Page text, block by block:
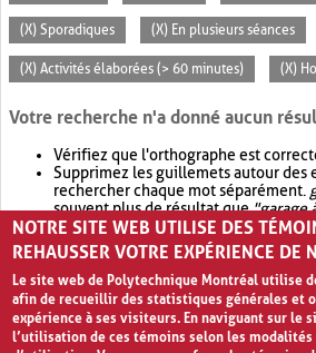
(X) Sporadiques (X) En plusieurs séances
(X) Activités élaborées (> 60 minutes) (X)
Votre recherche n'a donné aucun
Vérifiez que l'orthographe est
Supprimez les guillemets autour des
rechercher chaque mot séparément.
souvent plus de résultat que"garage
Envisagez d'élargir votre recherche
retournera souvent plus de résultat
NOTRE SITE WEB UTILISE DES
REHAUSSER VOTRE EXPÉRIENCE DE
Le site web de Polytechnique Montréal utilise
afin de recueillir des statistiques générales et
expérience à ses visiteurs. En naviguant sur le
l’utilisation de ces témoins selon les